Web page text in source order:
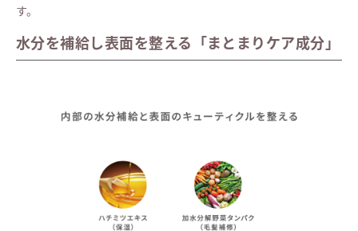
す。
水分を補給し表面を整える「まとまりケア成分」